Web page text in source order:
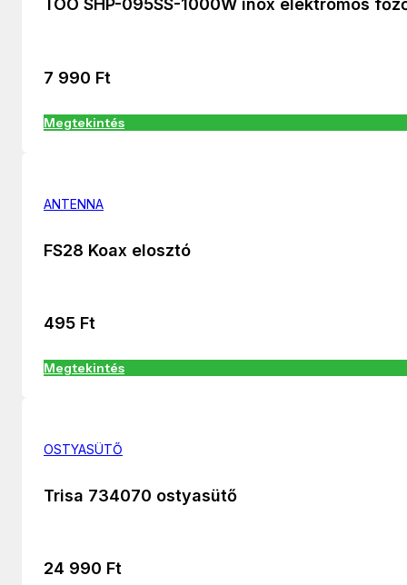
TOO SHP-095SS-1000W inox elektromos
7 990 Ft
Megtekintés
ANTENNA
FS28 Koax elosztó
495 Ft
Megtekintés
OSTYASÜTŐ
Trisa 734070 ostyasütő
24 990 Ft